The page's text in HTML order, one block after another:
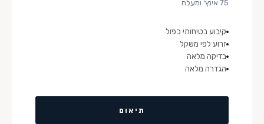
75 אינץ׳ ומעלה
קיבוע בטיחותי כפול
זרוע לפי משקל
בדיקה מלאה
הגדרה מלאה
תיאום